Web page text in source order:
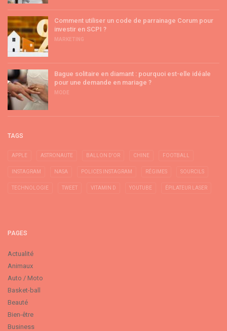
Comment utiliser un code de parrainage Corum pour
investir en SCPI ?
MARKETING
Bague solitaire en diamant : pourquoi est-elle idéale
pour une demande en mariage ?
MODE
TAGS
APPLE ASTRONAUTE BALLON D'OR CHINE FOOTBALL
INSTAGRAM NASA POLICES INSTAGRAM RÉGIMES SOURCILS
TECHNOLOGIE TWEET VITAMIN D YOUTUBE ÉPILATEUR LASER
PAGES
Actualité
Animaux
Auto / Moto
Basket-ball
Beauté
Bien-être
Business